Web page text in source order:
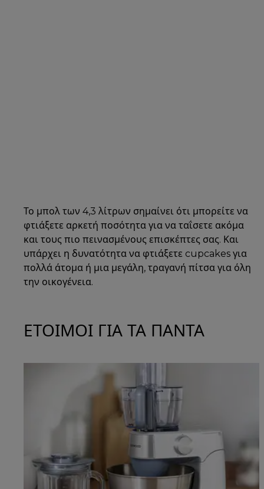
Το μπολ των 4,3 λίτρων σημαίνει ότι μπορείτε να
φτιάξετε αρκετή ποσότητα για να ταΐσετε ακόμα
και τους πιο πεινασμένους επισκέπτες σας. Και
υπάρχει η δυνατότητα να φτιάξετε cupcakes για
πολλά άτομα ή μια μεγάλη, τραγανή πίτσα για όλη
την οικογένεια.
ΕΤΟΙΜΟΙ ΓΙΑ ΤΑ ΠΑΝΤΑ